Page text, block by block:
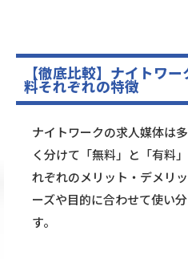
【徹底比較】ナイトワ
料それぞれの特徴
ナイトワークの求人媒体は
く分けて「無料」と「有料
れぞれのメリット・デメリ
ーズや目的に合わせて使い
す。